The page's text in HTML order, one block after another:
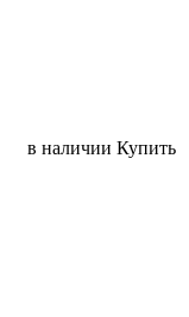
в наличии Купить